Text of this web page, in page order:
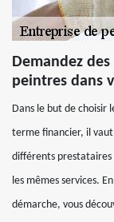
Demandez
peintres dans
Dans le but de choisir
terme financier, il vaut
différents prestataires
les mêmes services.
démarche, vous